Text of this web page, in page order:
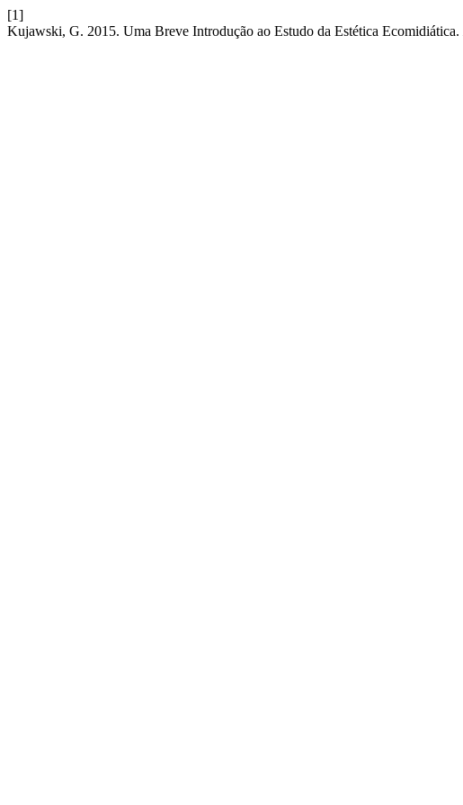
[1]
Kujawski, G. 2015. Uma Breve Introdução ao Estudo da Estética Ecomidiática.